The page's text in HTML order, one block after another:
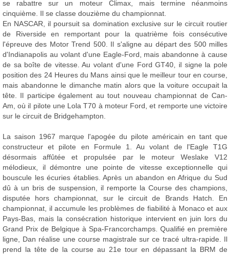
se rabattre sur un moteur Climax, mais termine néanmoins
cinquième. Il se classe douzième du championnat.
En NASCAR, il poursuit sa domination exclusive sur le circuit routier
de Riverside en remportant pour la quatrième fois consécutive
l'épreuve des Motor Trend 500. Il s'aligne au départ des 500 milles
d'Indianapolis au volant d'une Eagle-Ford, mais abandonne à cause
de sa boîte de vitesse. Au volant d'une Ford GT40, il signe la pole
position des 24 Heures du Mans ainsi que le meilleur tour en course,
mais abandonne le dimanche matin alors que la voiture occupait la
tête. Il participe également au tout nouveau championnat de Can-
Am, où il pilote une Lola T70 à moteur Ford, et remporte une victoire
sur le circuit de Bridgehampton.
La saison 1967 marque l'apogée du pilote américain en tant que
constructeur et pilote en Formule 1. Au volant de l'Eagle T1G
désormais affûtée et propulsée par le moteur Weslake V12
mélodieux, il démontre une pointe de vitesse exceptionnelle qui
bouscule les écuries établies. Après un abandon en Afrique du Sud
dû à un bris de suspension, il remporte la Course des champions,
disputée hors championnat, sur le circuit de Brands Hatch. En
championnat, il accumule les problèmes de fiabilité à Monaco et aux
Pays-Bas, mais la consécration historique intervient en juin lors du
Grand Prix de Belgique à Spa-Francorchamps. Qualifié en première
ligne, Dan réalise une course magistrale sur ce tracé ultra-rapide. Il
prend la tête de la course au 21e tour en dépassant la BRM de